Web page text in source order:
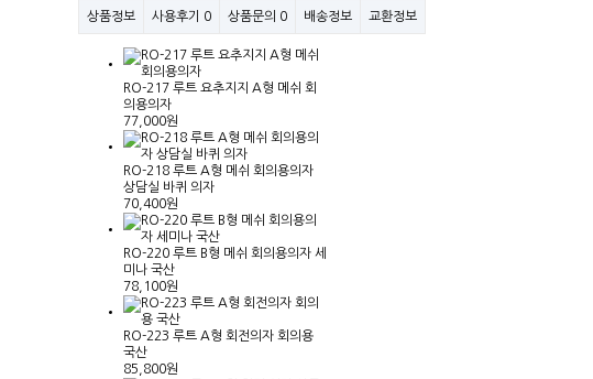
상품정보
사용후기 0 상품문의 0 배송정보 교환정보
RO-217 루트 요추지지 A형 메쉬 회
의용의자
77,000원
RO-218 루트 A형 메쉬 회의용의자
상담실 바퀴 의자
70,400원
RO-220 루트 B형 메쉬 회의용의자 세
미나 국산
78,100원
RO-223 루트 A형 회전의자 회의용
국산
85,800원